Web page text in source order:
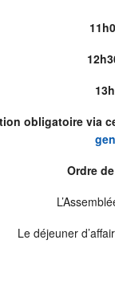
obligatoire via
Ordre
Le déjeuner